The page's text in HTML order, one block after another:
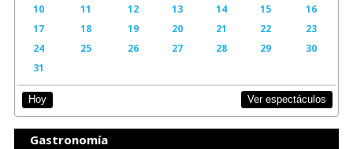
10
11 12 13 14 15
16
17
18 19 20 21 22
23
24
25 26 27 28 29
30
31
Hoy Ver espectáculos
Gastronomía